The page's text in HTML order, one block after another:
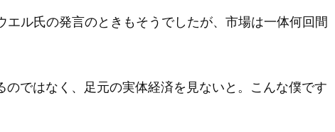
エル氏の発言のときもそうでしたが、市場は一体何回間
のではなく、足元の実体経済を見ないと。こんな僕です